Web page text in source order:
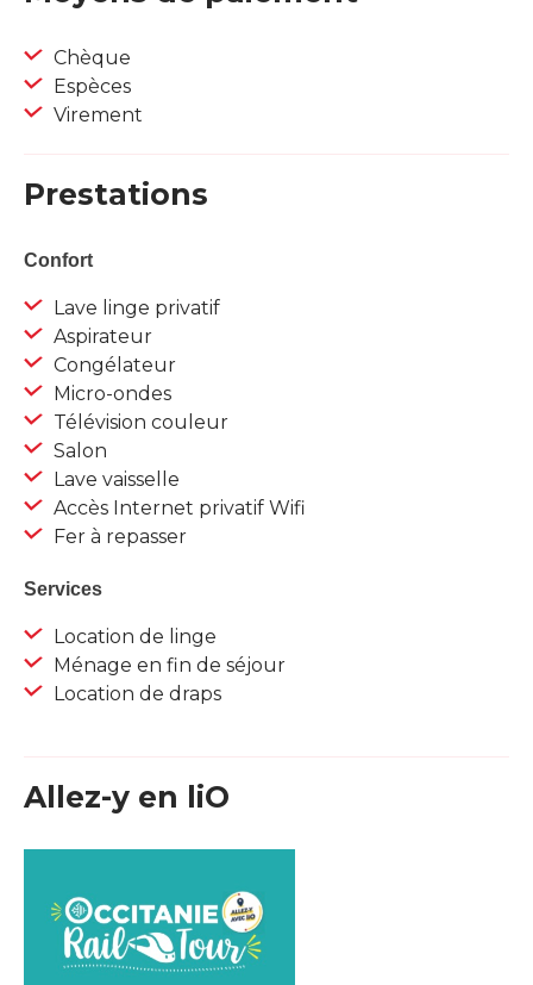
Chèque
Espèces
Virement
Prestations
Confort
Lave linge privatif
Aspirateur
Congélateur
Micro-ondes
Télévision couleur
Salon
Lave vaisselle
Accès Internet privatif Wifi
Fer à repasser
Services
Location de linge
Ménage en fin de séjour
Location de draps
Allez-y en liO